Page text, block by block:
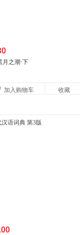
月之潮·下
加入购物车 收藏